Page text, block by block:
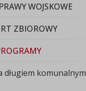
WOJSKOWE
ZBIOROWY
długiem komunalnym